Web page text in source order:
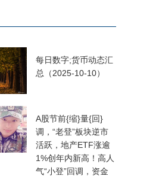
每日数字;货币动态汇
总（2025-10-10）
A股节前{缩}量{回}
调，“老登”板块逆市
活跃，地产ETF涨逾
1%创年内新高！高人
气“小登”回调，资金